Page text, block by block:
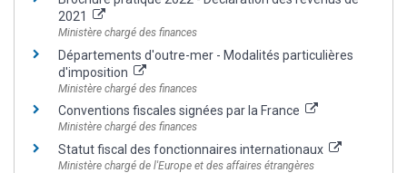
2021
Ministère chargé des finances
Départements d'outre-mer - Modalités particulières
d'imposition
Ministère chargé des finances
Conventions fiscales signées par la France
Ministère chargé des finances
Statut fiscal des fonctionnaires internationaux
Ministère chargé de l'Europe et des affaires étrangères